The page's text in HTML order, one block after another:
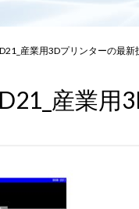
産業用3Dプリンターの最新
産業用